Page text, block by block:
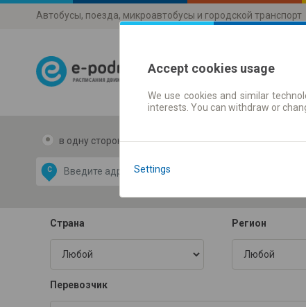
Автобусы, поезда, микроавтобусы и городской транспорт
Расписания
в одну сторону в две стороны
С
OpenStreetMap
Страна
Регион
Перевозчик
Accept cookies usage
We use cookies and similar
interests. You can withdraw or
Settings